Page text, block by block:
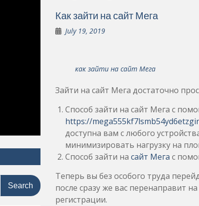
Как зайти на сайт Мега
July 19, 2019
как зайти на сайт Мега
Зайти на сайт Мега достаточно
Способ зайти на сайт Мега с
https://
доступна вам с любого
минимизировать нагрузку на
Способ зайти на сайт Мега с
Теперь вы без особого труда
после сразу же вас перенаправит
регистрации.